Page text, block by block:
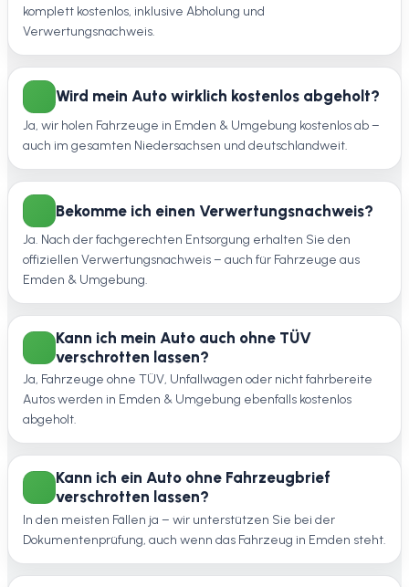
komplett kostenlos, inklusive Abholung und
Verwertungsnachweis.
Wird mein Auto wirklich kostenlos abgeholt?
Ja, wir holen Fahrzeuge in Emden & Umgebung kostenlos ab –
auch im gesamten Niedersachsen und deutschlandweit.
Bekomme ich einen Verwertungsnachweis?
Ja. Nach der fachgerechten Entsorgung erhalten Sie den
offiziellen Verwertungsnachweis – auch für Fahrzeuge aus
Emden & Umgebung.
Kann ich mein Auto auch ohne TÜV
verschrotten lassen?
Ja, Fahrzeuge ohne TÜV, Unfallwagen oder nicht fahrbereite
Autos werden in Emden & Umgebung ebenfalls kostenlos
abgeholt.
Kann ich ein Auto ohne Fahrzeugbrief
verschrotten lassen?
In den meisten Fällen ja – wir unterstützen Sie bei der
Dokumentenprüfung, auch wenn das Fahrzeug in Emden steht.